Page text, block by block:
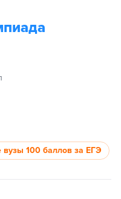
вузы 100 баллов за ЕГЭ